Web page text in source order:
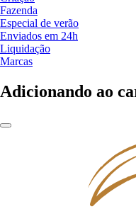
Fazenda
Especial de verão
Enviados em 24h
Liquidação
Marcas
Adicionando ao